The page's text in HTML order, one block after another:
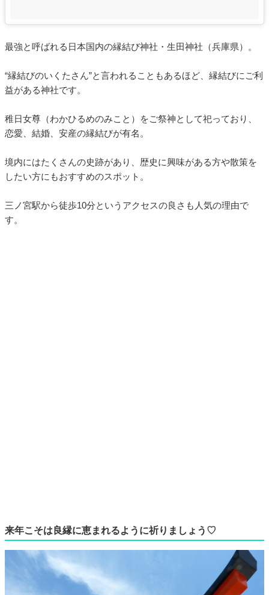
最強と呼ばれる日本国内の縁結び神社・生田神社（兵庫県）。
“縁結びのいくたさん”と言われることもあるほど、縁結びにご利
益がある神社です。
稚日女尊（わかひるめのみこと）をご祭神として祀っており、
恋愛、結婚、安産の縁結びが有名。
境内にはたくさんの史跡があり、歴史に興味がある方や散策を
したい方にもおすすめのスポット。
三ノ宮駅から徒歩10分というアクセスの良さも人気の理由で
す。
来年こそは良縁に恵まれるように祈りましょう♡